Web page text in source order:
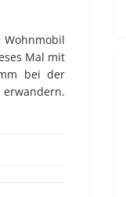
Mal mit
bei der